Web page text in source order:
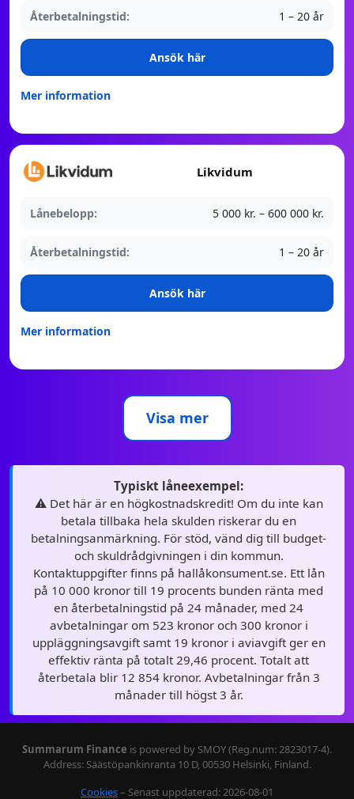
Återbetalningstid: 1 – 20 år
Ansök här
Mer information
Likvidum
Lånebelopp: 5 000 kr. – 600 000 kr.
Återbetalningstid: 1 – 20 år
Ansök här
Mer information
Visa mer
Typiskt låneexempel:
⚠️ Det här är en högkostnadskredit! Om du inte kan
betala tillbaka hela skulden riskerar du en
betalningsanmärkning. För stöd, vänd dig till budget-
och skuldrådgivningen i din kommun.
Kontaktuppgifter finns på hallåkonsument.se. Ett lån
på 10 000 kronor till 19 procents bunden ränta med
en återbetalningstid på 24 månader, med 24
avbetalningar om 523 kronor och 300 kronor i
uppläggningsavgift samt 19 kronor i aviavgift ger en
effektiv ränta på totalt 29,46 procent. Totalt att
återbetala blir 12 854 kronor. Avbetalningar från 3
månader till högst 3 år.
Summarum Finance is powered by SMOY (Reg.num: 2823017-4).
Address: Säästöpankinranta 10 D, 00530 Helsinki, Finland.
Cookies– Senast uppdaterad: 2026-08-01